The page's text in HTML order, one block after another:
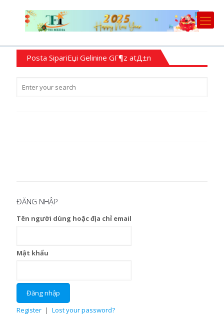
Posta SipariЕџi Gelinine GГ¶z atД±n
ĐĂNG NHẬP
Tên người dùng hoặc địa chỉ email
Mật khẩu
Register | Lost your password?